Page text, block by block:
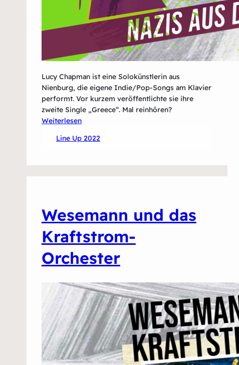
Lucy Chapman ist eine Solokünstlerin aus
Nienburg, die eigene Indie/Pop-Songs am Klavier
performt. Vor kurzem veröffentlichte sie ihre
zweite Single „Greece“. Mal reinhören?
Weiterlesen:
Chapman
Line Up 2022
Wesemann und das
Kraftstrom-
Orchester